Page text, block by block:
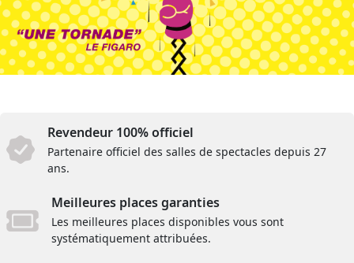
Revendeur 100% officiel
Partenaire officiel des salles de spectacles depuis 27
ans.
Meilleures places garanties
Les meilleures places disponibles vous sont
systématiquement attribuées.